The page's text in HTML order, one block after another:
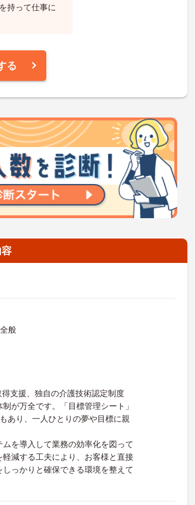
持って仕事に
る
般
支援、独自の介護技術認定制度
が万全です。「目標管理シート」
あり、一人ひとりの夢や目標に親
を導入して業務の効率化を図って
減する工夫により、お客様と直接
っかりと確保できる環境を整えて